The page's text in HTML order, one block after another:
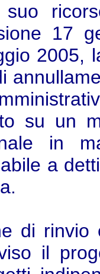
17
2005,
su un
in
a
di
il